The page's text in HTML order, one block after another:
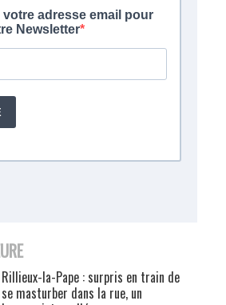
Rillieux-la-Pape : surpris en train de
se masturber dans la rue, un